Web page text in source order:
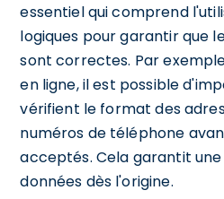
essentiel qui comprend
logiques pour garantir que
sont correctes. Par
en ligne, il est possible
vérifient le format des
numéros de téléphone
acceptés. Cela garantit
données dès l'origine.